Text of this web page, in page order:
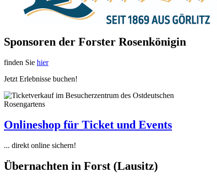
Sponsoren der Forster Rosenkönigin
finden Sie hier
Jetzt Erlebnisse buchen!
Onlineshop für Ticket und Events
... direkt online sichern!
Übernachten in Forst (Lausitz)